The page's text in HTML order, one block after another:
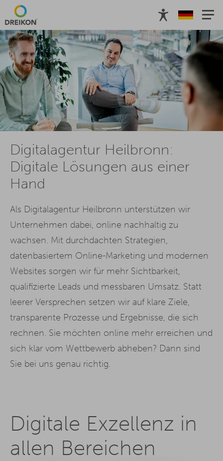
Digitalagentur Heilbronn:
Digitale Lösungen aus einer
Hand
Als Digitalagentur Heilbronn unterstützen wir
Unternehmen dabei, online nachhaltig zu
wachsen. Mit durchdachten Strategien,
datenbasiertem Online-Marketing und modernen
Websites sorgen wir für mehr Sichtbarkeit,
qualifizierte Leads und messbaren Umsatz. Statt
leerer Versprechen setzen wir auf klare Ziele,
transparente Prozesse und Ergebnisse, die sich
rechnen. Sie möchten online mehr erreichen und
sich klar vom Wettbewerb abheben? Dann sind
Sie bei uns genau richtig.
Digitale Exzellenz in
allen Bereichen